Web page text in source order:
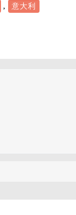
, 意大利